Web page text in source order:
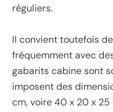
réguliers.
Il convient toutefois
fréquemment avec
gabarits cabine sont
imposent des
cm, voire 40 x 20 x